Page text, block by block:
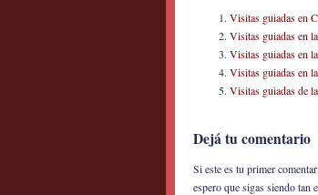
Visitas guiadas en
Visitas guiadas en
Visitas guiadas en
Visitas guiadas en
Visitas guiadas de
Dejá tu comentario
Si este es tu primer
espero que sigas siendo tan